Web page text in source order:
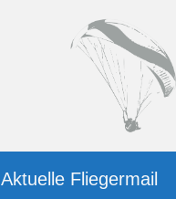
Aktuelle Fliegermail